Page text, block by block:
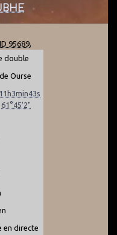
95689,
double
Ourse
11h3min43s
61°45'2"
en directe